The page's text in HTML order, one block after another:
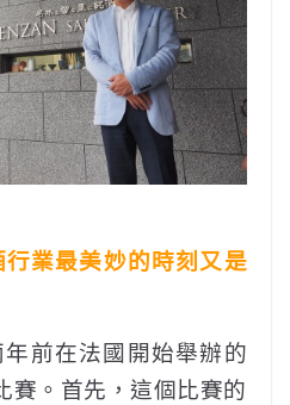
業最美妙的時刻又是
前在法國開始舉辦的
賽。首先，這個比賽的